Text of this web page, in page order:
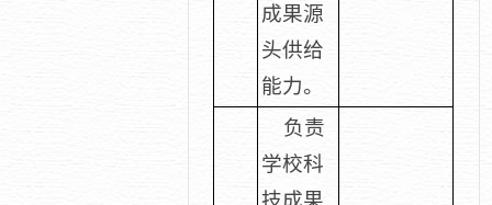
成果源
头供给
能力。
负责
学校科
技成果